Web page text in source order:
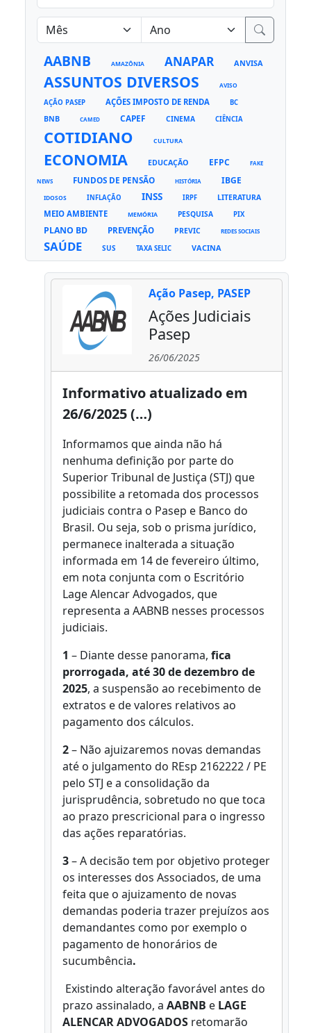
AABNB AMAZÔNIA ANAPAR ANVISA
ASSUNTOS DIVERSOS AVISO
AÇÃO PASEP AÇÕES IMPOSTO DE RENDA BC
BNB CAMED CAPEF CINEMA CIÊNCIA
COTIDIANO CULTURA
ECONOMIA EDUCAÇÃO EFPC FAKE
NEWS FUNDOS DE PENSÃO HISTÓRIA IBGE
IDOSOS INFLAÇÃO INSS IRPF LITERATURA
MEIO AMBIENTE MEMÓRIA PESQUISA PIX
PLANO BD PREVENÇÃO PREVIC REDES SOCIAIS
SAÚDE SUS TAXA SELIC VACINA
Ação Pasep, PASEP
Ações Judiciais
Pasep
26/06/2025
Informativo atualizado em
26/6/2025 (…)
Informamos que ainda não há
nenhuma definição por parte do
Superior Tribunal de Justiça (STJ) que
possibilite a retomada dos processos
judiciais contra o Pasep e Banco do
Brasil. Ou seja, sob o prisma jurídico,
permanece inalterada a situação
informada em 14 de fevereiro último,
em nota conjunta com o Escritório
Lage Alencar Advogados, que
representa a AABNB nesses processos
judiciais.
1 – Diante desse panorama, fica
prorrogada, até 30 de dezembro de
2025, a suspensão ao recebimento de
extratos e de valores relativos ao
pagamento dos cálculos.
2– Não ajuizaremos novas demandas
até o julgamento do REsp 2162222 / PE
pelo STJ e a consolidação da
jurisprudência, sobretudo no que toca
ao prazo prescricional para o ingresso
das ações reparatórias.
3– A decisão tem por objetivo proteger
os interesses dos Associados, de uma
feita que o ajuizamento de novas
demandas poderia trazer prejuízos aos
demandantes como por exemplo o
pagamento de honorários de
sucumbência.
Existindo alteração favorável antes do
prazo assinalado, a AABNB e LAGE
ALENCAR ADVOGADOS retomarão